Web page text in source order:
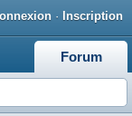
· Inscription
Forum